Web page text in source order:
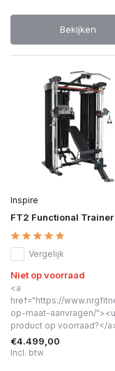
Bekijken
Inspire
FT2 Functional Trainer
Vergelijk
Niet op voorraad
<a
href="https://
op-maat-aanvragen/
product op voorraad?</
€4.499,00
Incl. btw